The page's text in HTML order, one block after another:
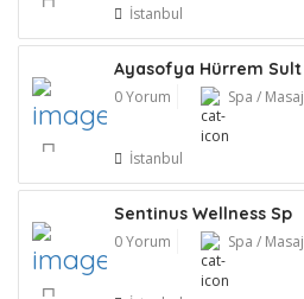
İstanbul
Ayasofya Hürrem Sult
0 Yorum Spa / Masaj
İstanbul
Sentinus Wellness Sp
0 Yorum Spa / Masaj